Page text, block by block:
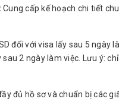
Cung cấp kế hoạch chi tiết
đối với visa lấy sau 5 ngày
sau 2 ngày làm việc. Lưu ý:
đủ hồ sơ và chuẩn bị các